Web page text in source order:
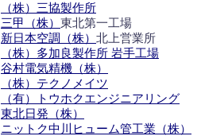
（株）三協製作所
三甲（株） 東北第一工場
新日本空調（株） 北上営業所
（株）多加良製作所 岩手工場
谷村電気精機（株）
（株）テクノメイツ
（有）トウホクエンジニアリング
東北日発（株）
ニットク中川ヒューム管工業（株）